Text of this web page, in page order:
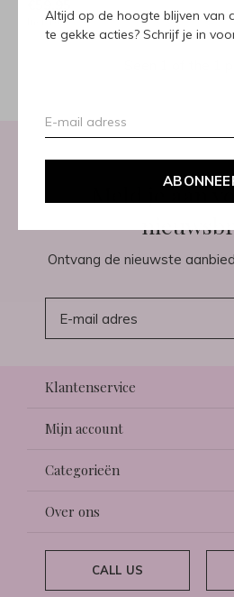
Altijd op de hoogte blijven van
te gekke acties? Schrijf je in
Incl. btw
Meld je aan
Ontvang de nieuwste
Klantenservice
Mijn account
Categorieën
Over ons
CALL US